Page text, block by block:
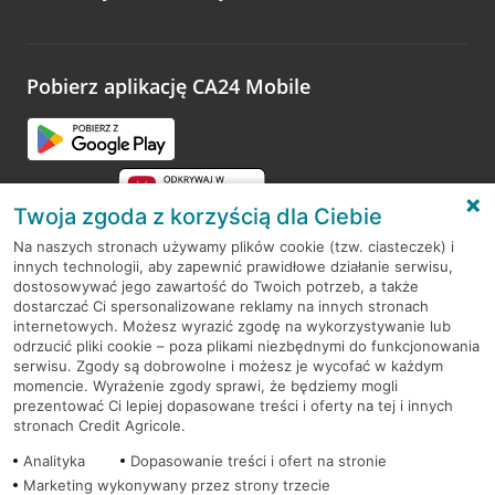
opinie.
Pobierz aplikację CA24 Mobile
RODO
Regulamin serwisu
Mapa serwisu
PolitykaCookies
Twoja zgoda z korzyścią dla Ciebie
Na naszych stronach używamy plików cookie (tzw. ciasteczek) i
innych technologii, aby zapewnić prawidłowe działanie serwisu,
dostosowywać jego zawartość do Twoich potrzeb, a także
dostarczać Ci spersonalizowane reklamy na innych stronach
internetowych. Możesz wyrazić zgodę na wykorzystywanie lub
odrzucić pliki cookie – poza plikami niezbędnymi do funkcjonowania
serwisu. Zgody są dobrowolne i możesz je wycofać w każdym
momencie. Wyrażenie zgody sprawi, że będziemy mogli
prezentować Ci lepiej dopasowane treści i oferty na tej i innych
stronach Credit Agricole.
Analityka
Dopasowanie treści i ofert na stronie
Marketing wykonywany przez strony trzecie